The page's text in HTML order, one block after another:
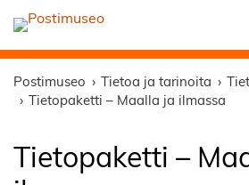
Postimuseo Tietoa ja tarinoita
Tietopaketti – Maalla ja ilmassa
Tietopaketti –